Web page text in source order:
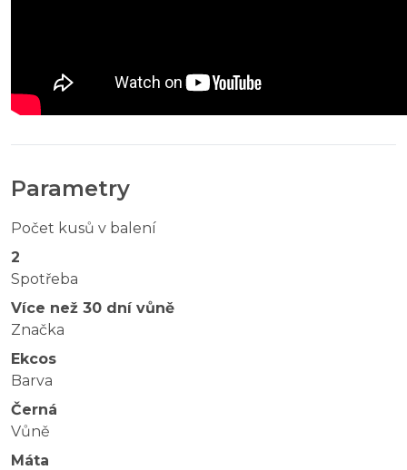
Parametry
Počet kusů v balení
2
Spotřeba
Více než 30 dní vůně
Značka
Ekcos
Barva
Černá
Vůně
Máta